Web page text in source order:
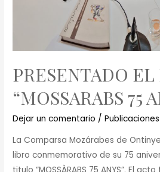
PRESENTADO
“MOSSARABS 75
Dejar un comentario /Publicaciones
La Comparsa Mozárabes de
libro conmemorativo de su 75